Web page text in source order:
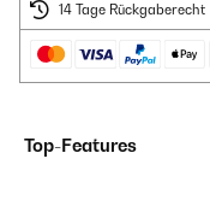
14 Tage Rückgaberecht
Top-Features